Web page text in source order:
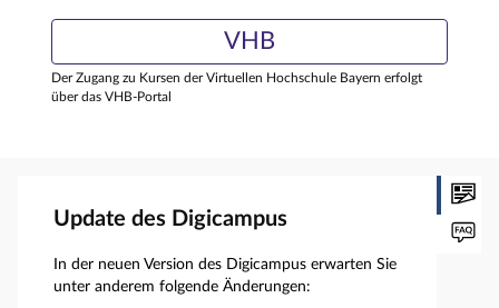
VHB
Der Zugang zu Kursen der Virtuellen Hochschule Bayern erfolgt
über das VHB-Portal
Update des Digicampus
In der neuen Version des Digicampus erwarten Sie
unter anderem folgende Änderungen: